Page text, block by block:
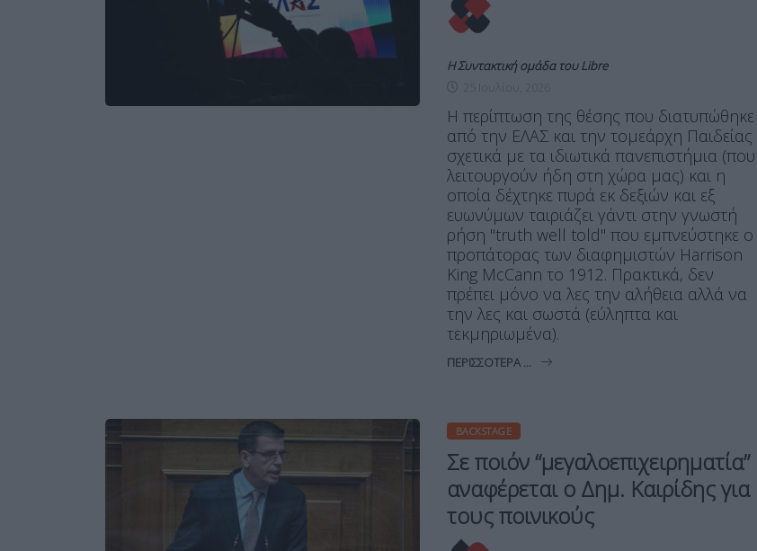
Η Συντακτική ομάδα του Libre
Η περίπτωση της θέσης που διατυπώθηκε
από την ΕΛΑΣ και την τομεάρχη Παιδείας
σχετικά με τα ιδιωτικά πανεπιστήμια (που
λειτουργούν ήδη στη χώρα μας) και η
οποία δέχτηκε πυρά εκ δεξιών και εξ
ευωνύμων ταιριάζει γάντι στην γνωστή
ρήση "truth well told" που εμπνεύστηκε ο
προπάτορας των διαφημιστών Harrison
King McCann το 1912. Πρακτικά, δεν
πρέπει μόνο να λες την αλήθεια αλλά να
την λες και σωστά (εύληπτα και
τεκμηριωμένα).
ΠΕΡΙΣΣΌΤΕΡΑ ...
BACKSTAGE
Σε ποιόν “μεγαλοεπιχειρηματία”
αναφέρεται ο Δημ. Καιρίδης για
τους ποινικούς